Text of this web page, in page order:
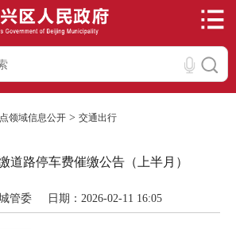
领域信息公开 > 交通出行
道路停车费催缴公告（上半月）
管委 日期：2026-02-11 16:05